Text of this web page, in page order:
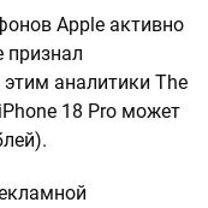
Apple активно
признал
этим аналитики The
18 Pro может